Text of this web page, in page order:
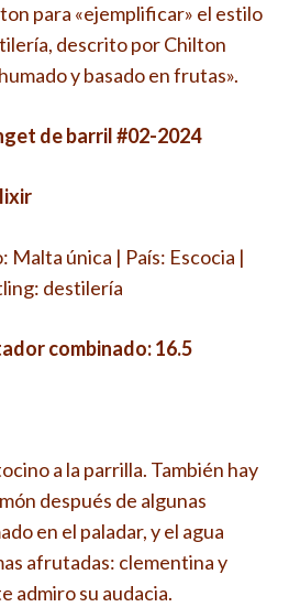
para «ejemplificar» el estilo
descrito por Chilton
y basado en frutas».
de barril #02-2024
Malta única | País: Escocia |
destilería
combinado: 16.5
a la parrilla. También hay
después de algunas
en el paladar, y el agua
afrutadas: clementina y
admiro su audacia.